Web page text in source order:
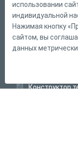
Русский
Справка
Форма
Конструктор
использовании
индивидуальной
Нажимая кнопку
сайтом, вы
данных